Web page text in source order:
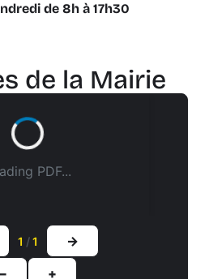
de 8h à 17h30
de la Mairie
PDF...
− +
1 / 1 →